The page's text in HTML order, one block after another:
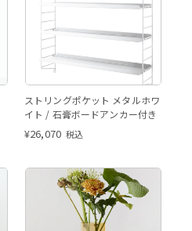
ストリングポケット メタルホワ
イト / 石膏ボードアンカー付き
¥26,070 税込